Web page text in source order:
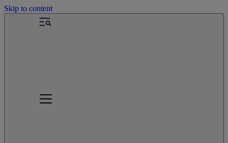
Skip to content